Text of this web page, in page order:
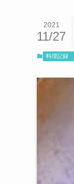
2021
11/27
料理記録